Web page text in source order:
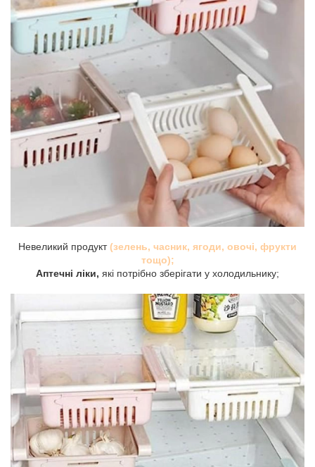
Невеликий продукт(зелень, часник, ягоди, овочі, фрукти
тощо);
Аптечні ліки, які потрібно зберігати у холодильнику;